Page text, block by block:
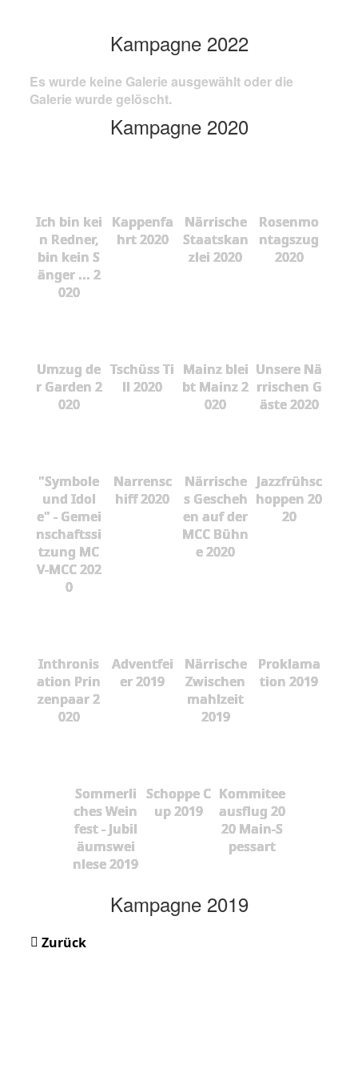
Kampagne 2022
Es wurde keine Galerie ausgewählt oder die
Galerie wurde gelöscht.
Kampagne 2020
Ich bin kei
n Redner,
bin kein S
änger ... 2
020
Kappenfa
hrt 2020
Närrische
Staatskan
zlei 2020
Rosenmo
ntagszug
2020
Umzug de
r Garden 2
020
Tschüss Ti
ll 2020
Mainz blei
bt Mainz 2
020
Unsere Nä
rrischen G
äste 2020
"Symbole
und Idol
e" - Gemei
nschaftssi
tzung MC
V-MCC 202
0
Narrensc
hiff 2020
Närrische
s Gescheh
en auf der
MCC Bühn
e 2020
Jazzfrühsc
hoppen 20
20
Inthronis
ation Prin
zenpaar 2
020
Adventfei
er 2019
Närrische
Zwischen
mahlzeit
2019
Proklama
tion 2019
Sommerli
ches Wein
fest - Jubil
äumswei
nlese 2019
Schoppe C
up 2019
Kommitee
ausflug 20
20 Main-S
pessart
Kampagne 2019
Zurück